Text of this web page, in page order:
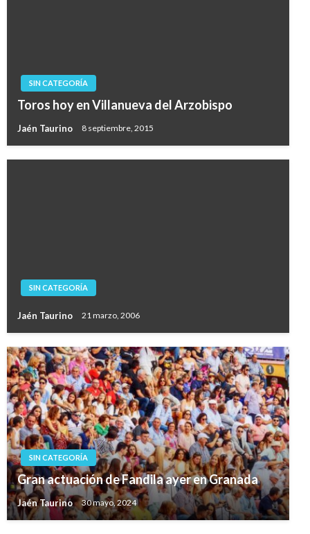
SIN CATEGORÍA
Toros hoy en Villanueva del Arzobispo
Jaén Taurino 8 septiembre, 2015
SIN CATEGORÍA
Jaén Taurino 21 marzo, 2006
SIN CATEGORÍA
Gran actuación de Fandila ayer en Granada
Jaén Taurino 30 mayo, 2024